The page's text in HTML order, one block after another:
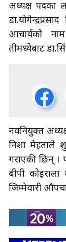
अध्यक्ष पदका
आचार्यको
तीमध्येबाट
नवनियुक्त
निशा मेहताले
गराएकी छिन् ।
बीपी
जिम्मेवारी